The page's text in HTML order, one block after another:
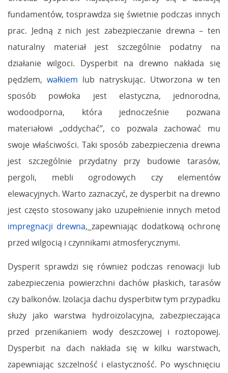
fundamentów, tosprawdza się świetnie podczas innych
prac. Jedną z nich jest zabezpieczanie drewna – ten
naturalny materiał jest szczególnie podatny na
działanie wilgoci. Dysperbit na drewno nakłada się
pędzlem, wałkiem lub natryskując. Utworzona w ten
sposób powłoka jest elastyczna, jednorodna,
wodoodporna, która jednocześnie pozwana
materiałowi „oddychać”, co pozwala zachować mu
swoje właściwości. Taki sposób zabezpieczenia drewna
jest szczególnie przydatny przy budowie tarasów,
pergoli, mebli ogrodowych czy elementów
elewacyjnych. Warto zaznaczyć, że dysperbit na drewno
jest często stosowany jako uzupełnienie innych metod
impregnacji drewna, zapewniając dodatkową ochronę
przed wilgocią i czynnikami atmosferycznymi.
Dysperit sprawdzi się również podczas renowacji lub
zabezpieczenia powierzchni dachów płaskich, tarasów
czy balkonów. Izolacja dachu dysperbitw tym przypadku
służy jako warstwa hydroizolacyjna, zabezpieczająca
przed przenikaniem wody deszczowej i roztopowej.
Dysperbit na dach nakłada się w kilku warstwach,
zapewniając szczelność i elastyczność. Po wyschnięciu